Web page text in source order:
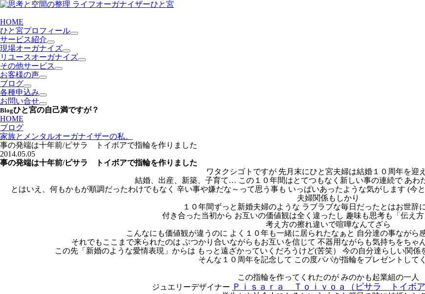
HOME
ひと宮プロフィール
サービス紹介
現場オーガナイズ
リユースオーガナイズ
その他サービス
お客様の声
ブログ
各種申込み
お問い合せ
Blogひと宮の自己満ですが？
HOME
ブログ
家族とメンタルオーガナイザーの私。
事の発端は十年前/ピサラ トイボアで指輪を作りました
2014.05.05
事の発端は十年前/ピサラ トイボアで指輪を作りました
ワタクシゴトですが 先月末にひと宮夫婦は結婚１０周年を迎
結婚、出産、新築、子育て… この１０年間はとてつもなく新しい事の連続で あわ
とはいえ、何もかもが順調だったわけでもなく 辛い事や嫌だな～って思う事も いっぱいあったような気がします (今
夫婦関係もしかり
１０年間ずっと新婚夫婦のような ラブラブな毎日だったとはお世辞
付き合った当初から お互いの価値観は全く違ったし 趣味も思考も「伝え
考え方の擦れ違いで喧嘩なんてざら
こんなにも価値観が違うのに よく１０年も一緒に居られたなぁと 自分達の事ながら
それでもここまで来られたのは ぶつかり合いながらもお互いを信じて 不器用ながらも気持ちをちゃ
この先「新婚のような愛情表現」からは もっと遠ざかっていくだろうけど(苦笑） 今の自分達らしい関
そんな１０周年を記念して この度パパが指輪をプレゼントして
この指輪を作ってくれたのが みのかも起業組の一人
ジュエリーデザイナー Ｐｉｓａｒａ Ｔｏｉｖｏａ（ピサラ トイボ